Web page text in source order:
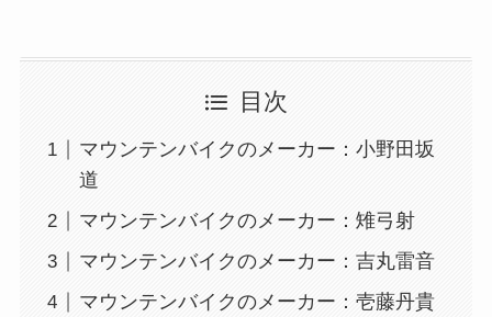
目次
マウンテンバイクのメーカー：小野田坂
道
マウンテンバイクのメーカー：雉弓射
マウンテンバイクのメーカー：吉丸雷音
マウンテンバイクのメーカー：壱藤丹貴